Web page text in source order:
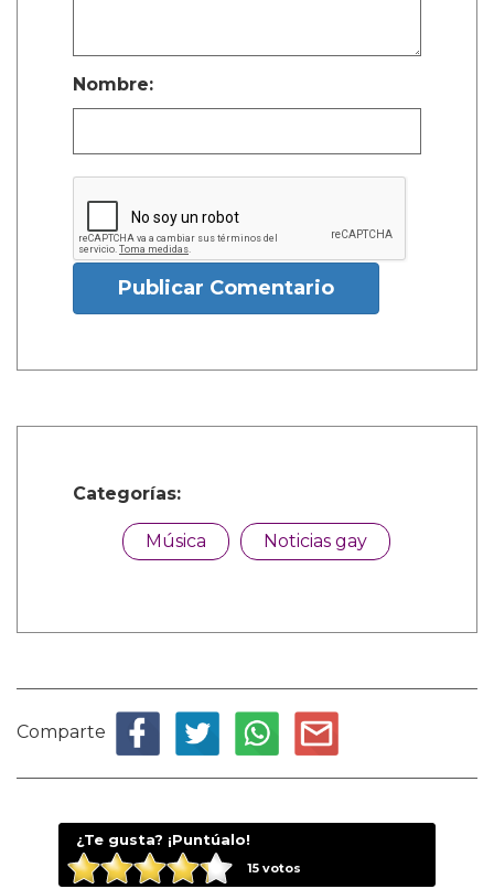
Nombre:
Publicar Comentario
Categorías:
Música Noticias gay
Comparte
¿Te gusta? ¡Puntúalo!
15votos